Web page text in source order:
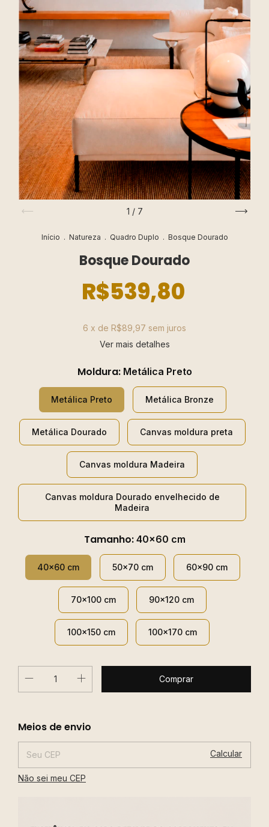
1 / 7
Início . Natureza . Quadro Duplo . Bosque Dourado
Bosque Dourado
R$539,80
6 x de R$89,97 sem juros
Ver mais detalhes
Moldura: Metálica Preto
Metálica Preto Metálica Bronze
Metálica Dourado Canvas moldura preta
Canvas moldura Madeira
Canvas moldura Dourado envelhecido de
Madeira
Tamanho: 40x60 cm
40x60 cm 50x70 cm 60x90 cm
70x100 cm 90x120 cm
100x150 cm 100x170 cm
Entregas para o CEP:
Meios de envio
Calcular
Não sei meu CEP